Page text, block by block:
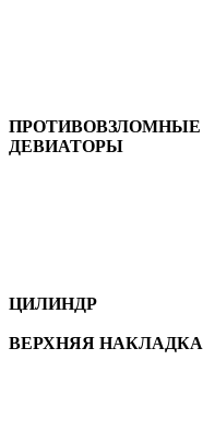
ПРОТИВОВЗЛОМНЫЕ
ДЕВИАТОРЫ
ЦИЛИНДР
ВЕРХНЯЯ НАКЛАДКА